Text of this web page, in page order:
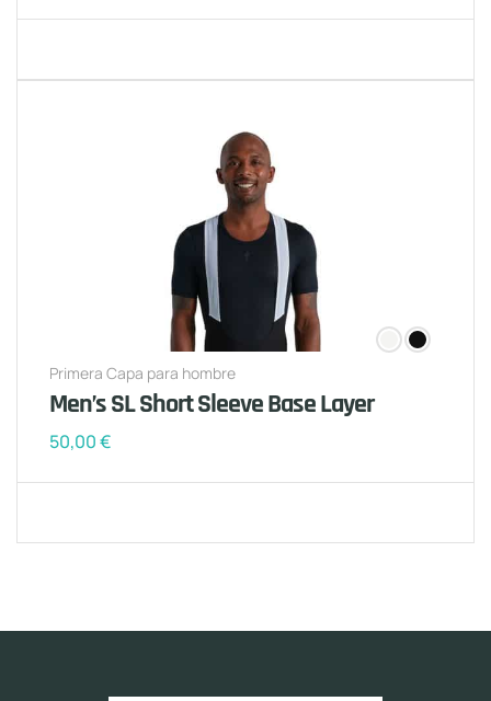
Primera Capa para hombre
Men’s SL Short Sleeve Base Layer
50,00€